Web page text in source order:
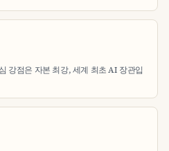
강점은 자본 최강, 세계 최초 AI 장관입